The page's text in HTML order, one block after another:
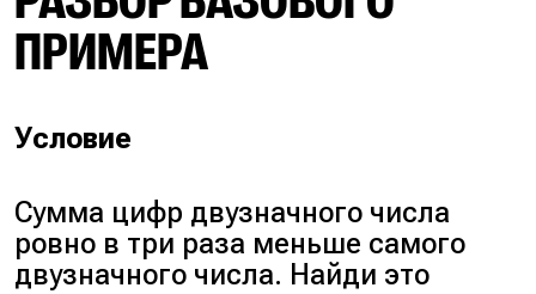
ПРИМЕРА
Условие
Сумма цифр двузначного числа
ровно в три раза меньше самого
двузначного числа. Найди это